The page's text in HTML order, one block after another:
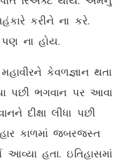
કરીને ના કરે.
ના હોય.
કેવળજ્ઞાન થતા
પછી ભગવાન પર આવા
દીક્ષા લીધા પછી
કાળમાં જબરજસ્ત
આવ્યા હતા. ઇતિહાસમાં